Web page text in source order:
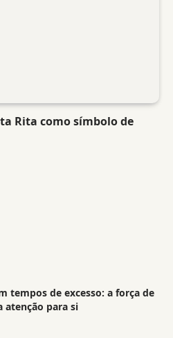
Rita como símbolo de
tempos de excesso: a força de
atenção para si